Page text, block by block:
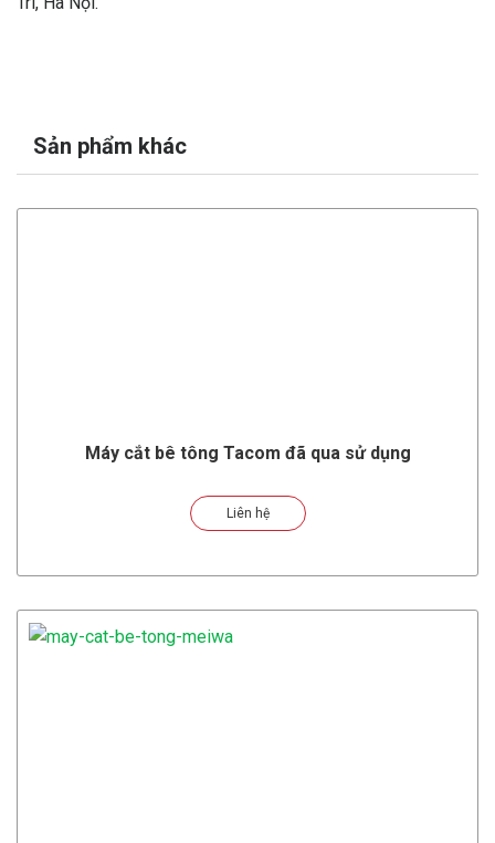
Sản phẩm khác
Máy cắt bê tông Tacom đã qua sử dụng
Liên hệ